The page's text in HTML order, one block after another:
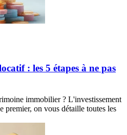
: les 5 étapes à ne pas
immobilier ? L'investissement
premier, on vous détaille toutes les